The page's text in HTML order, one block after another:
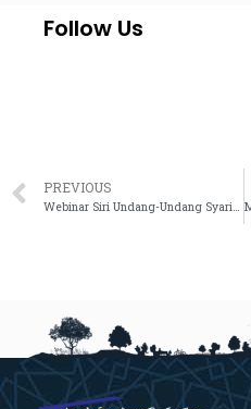
Follow Us
PREVIOUS
Webinar Siri Undang-Undang Syariah Anjuran Association of Women Lawyers (AWL)